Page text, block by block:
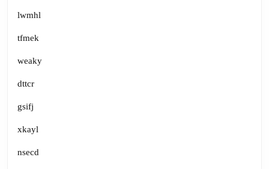
lwmhl
tfmek
weaky
dttcr
gsifj
xkayl
nsecd